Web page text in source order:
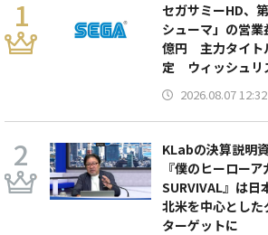
セガサミーHD、
シューマ」の営
億円 主力タイト
定 ウィッシュリ
2026.08.07 12:32
KLabの決算説明
『僕のヒーロー
SURVIVAL』は日
北米を中心とし
ターゲットに